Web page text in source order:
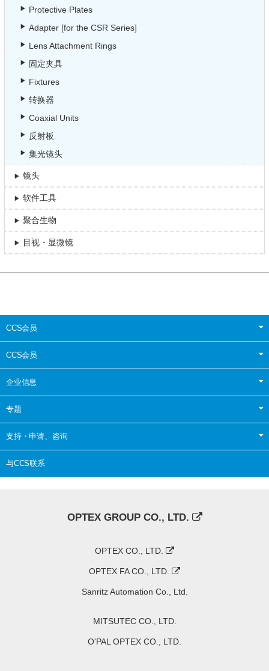
Protective Plates
Adapter [for the CSR Series]
Lens Attachment Rings
固定夹具
Fixtures
转换器
Coaxial Units
反射板
集光镜头
镜头
软件工具
聚合生物
目视・显微镜
CCS会员
CCS会员
企业信息
专题
支持・申请、咨询
与CCS联系
OPTEX GROUP CO., LTD.
OPTEX CO., LTD.
OPTEX FA CO., LTD.
Sanritz Automation Co., Ltd.
MITSUTEC CO., LTD.
O'PAL OPTEX CO., LTD.